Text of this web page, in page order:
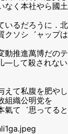
なく本社やら國土
いるだろうに．北
クソシ゛ャップは
動推進萬博だのテ
―して殺されない
えて私腹を肥やし
組織公明党を
て゛思ってると